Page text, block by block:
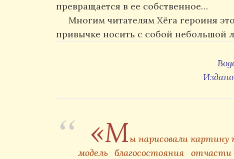
превращается в ее собственное…
Многим читателям Хёга героиня
привычке носить с собой небольшой
«Мы нарисовали картину
модель благосостояния